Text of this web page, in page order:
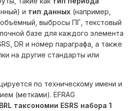
и тип данных (например,
выбросы ПГ, текстовый
базе для каждого элемента
DR и номер параграфа, а также
на другие стандарты или
по техническому имени и
(метками). EFRAG
таксономии ESRS набора 1